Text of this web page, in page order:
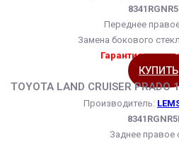
Переднее
Замена бокового
Гарантия на
КУПИТЬ
TOYOTA LAND CRUISER
Производитель:
Заднее правое